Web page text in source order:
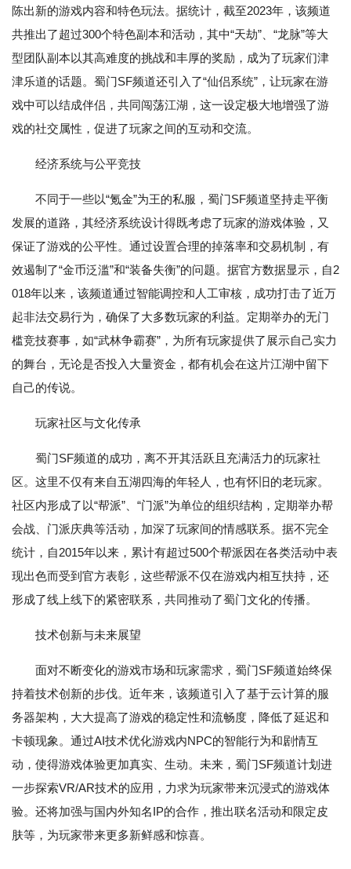
陈出新的游戏内容和特色玩法。据统计，截至2023年，该频道
共推出了超过300个特色副本和活动，其中“天劫”、“龙脉”等大
型团队副本以其高难度的挑战和丰厚的奖励，成为了玩家们津
津乐道的话题。蜀门SF频道还引入了“仙侣系统”，让玩家在游
戏中可以结成伴侣，共同闯荡江湖，这一设定极大地增强了游
戏的社交属性，促进了玩家之间的互动和交流。
经济系统与公平竞技
不同于一些以“氪金”为王的私服，蜀门SF频道坚持走平衡
发展的道路，其经济系统设计得既考虑了玩家的游戏体验，又
保证了游戏的公平性。通过设置合理的掉落率和交易机制，有
效遏制了“金币泛滥”和“装备失衡”的问题。据官方数据显示，自2
018年以来，该频道通过智能调控和人工审核，成功打击了近万
起非法交易行为，确保了大多数玩家的利益。定期举办的无门
槛竞技赛事，如“武林争霸赛”，为所有玩家提供了展示自己实力
的舞台，无论是否投入大量资金，都有机会在这片江湖中留下
自己的传说。
玩家社区与文化传承
蜀门SF频道的成功，离不开其活跃且充满活力的玩家社
区。这里不仅有来自五湖四海的年轻人，也有怀旧的老玩家。
社区内形成了以“帮派”、“门派”为单位的组织结构，定期举办帮
会战、门派庆典等活动，加深了玩家间的情感联系。据不完全
统计，自2015年以来，累计有超过500个帮派因在各类活动中表
现出色而受到官方表彰，这些帮派不仅在游戏内相互扶持，还
形成了线上线下的紧密联系，共同推动了蜀门文化的传播。
技术创新与未来展望
面对不断变化的游戏市场和玩家需求，蜀门SF频道始终保
持着技术创新的步伐。近年来，该频道引入了基于云计算的服
务器架构，大大提高了游戏的稳定性和流畅度，降低了延迟和
卡顿现象。通过AI技术优化游戏内NPC的智能行为和剧情互
动，使得游戏体验更加真实、生动。未来，蜀门SF频道计划进
一步探索VR/AR技术的应用，力求为玩家带来沉浸式的游戏体
验。还将加强与国内外知名IP的合作，推出联名活动和限定皮
肤等，为玩家带来更多新鲜感和惊喜。